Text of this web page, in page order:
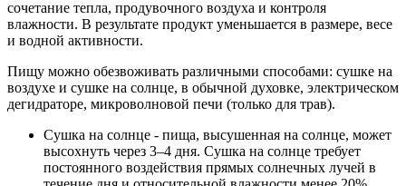
сочетание тепла, продувочного воздуха и контроля
влажности. В результате продукт уменьшается в размере, весе
и водной активности.
Пищу можно обезвоживать различными способами: сушке на
воздухе и сушке на солнце, в обычной духовке, электрическом
дегидраторе, микроволновой печи (только для трав).
Сушка на солнце - пища, высушенная на солнце, может
высохнуть через 3–4 дня. Сушка на солнце требует
постоянного воздействия прямых солнечных лучей в